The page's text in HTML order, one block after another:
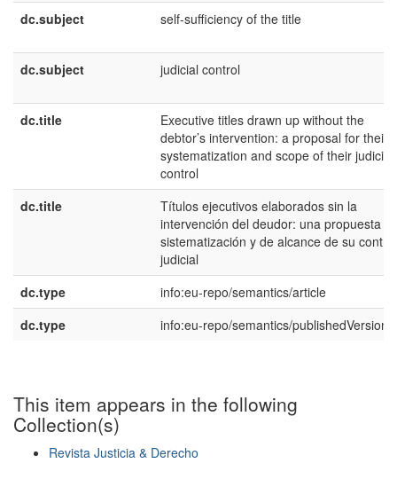
dc.subject self-sufficiency of the title
dc.subject judicial control
dc.title
Executive titles drawn up without the
debtor’s intervention: a proposal for their
systematization and scope of their judicial
control
dc.title
Títulos ejecutivos elaborados sin la
intervención del deudor: una propuesta
sistematización y de alcance de su control
judicial
dc.type
info:eu-repo/semantics/article
dc.type
info:eu-repo/semantics/publishedVersion
This item appears in the following
Collection(s)
Revista Justicia & Derecho